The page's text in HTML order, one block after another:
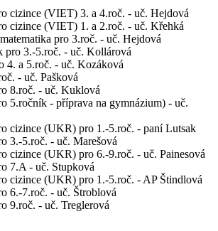
cizince (VIET) 3. a 4.roč. - uč. Hejdová
cizince (VIET) 1. a 2.roč. - uč. Křehká
pro 3.roč. - uč. Hejdová
pro 3.-5.roč. - uč. Kollárová
4. a 5.roč. - uč. Kozáková
- uč. Pašková
8.roč. - uč. Kuklová
5.ročník - příprava na gymnázium) - uč.
cizince (UKR) pro 1.-5.roč. - paní Lutsak
3.-5.roč. - uč. Marešová
cizince (UKR) pro 6.-9.roč. - uč. Painesová
7.A - uč. Stupková
cizince (UKR) pro 1.-5.roč. - AP Štindlová
6.-7.roč. - uč. Štroblová
9.roč. - uč. Treglerová